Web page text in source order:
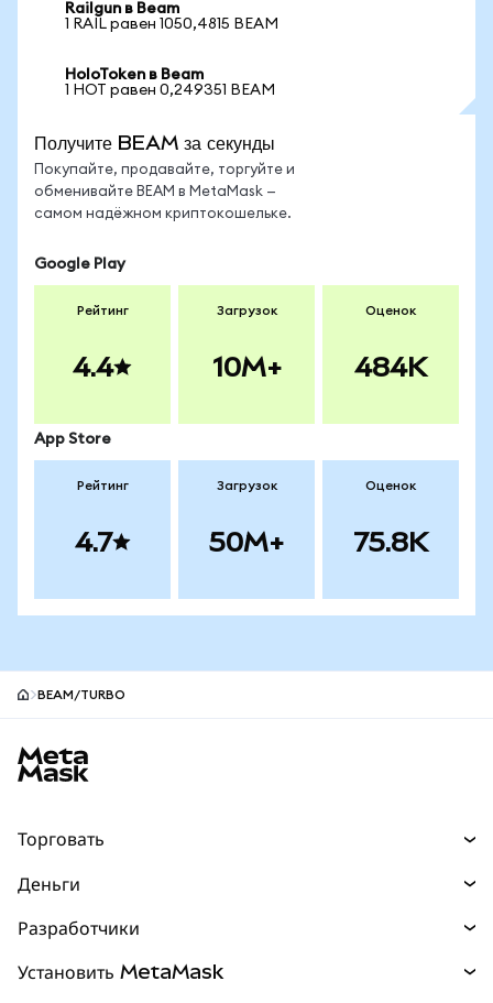
Railgun в Beam
1 RAIL равен 1050,4815 BEAM
HoloToken в Beam
1 HOT равен 0,249351 BEAM
Получите BEAM за секунды
Покупайте, продавайте, торгуйте и
обменивайте BEAM в MetaMask —
самом надёжном криптокошельке.
Google Play
Рейтинг
4.4
Загрузок
10M+
Оценок
484K
App Store
Рейтинг
4.7
Загрузок
50M+
Оценок
75.8K
BEAM/TURBO
Торговать
Прогнозы
Перпы НОВИНКА
Деньги
mUSD
Разработчики
Установить MetaMask